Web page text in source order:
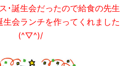
･誕生会だったので給食の先生
生会ランチを作ってくれました
(^▽^)/